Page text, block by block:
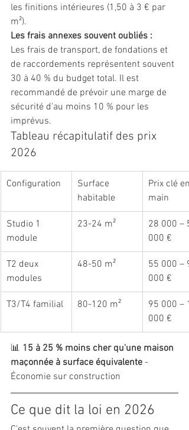
les finitions intérieures (1,50 à 3 € par
m²).
Les frais annexes souvent oubliés :
Les frais de transport, de fondations et
de raccordements représentent souvent
30 à 40 % du budget total. Il est
recommandé de prévoir une marge de
sécurité d'au moins 10 % pour les
imprévus.
Tableau récapitulatif des prix
2026
Configuration
Surface
habitable
Prix clé en
main
Studio 1
module
23-24 m²
28 000 –
000 €
T2 deux
modules
48-50 m²
55 000 –
000 €
T3/T4 familial 80-120 m²
95 000 –
000 €
📊 15 à 25 % moins cher qu'une maison
maçonnée à surface équivalente -
Économie sur construction
Ce que dit la loi en 2026